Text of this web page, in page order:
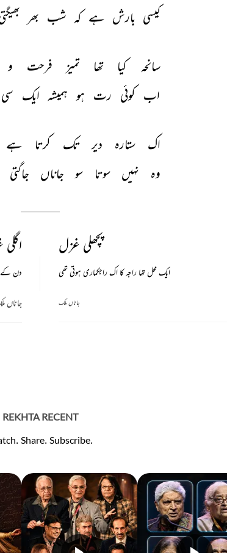
کیسی بارش ہے کہ شب بھر
سانحہ کیا تھا تمیز فرحت
و
اب کوئی رت ہو ہمیشہ ایک
اک ستارہ دیر تک کرتا
ہے
وہ
نہیں سوتا سو جاناں جاگتی
دن کے
جاناں
پچھلی غزل
ایک محل تھا راجہ کا اک راجکماری ہوتی تھی
جاناں ملک
REKHTA RECENT
Share. Subscribe.